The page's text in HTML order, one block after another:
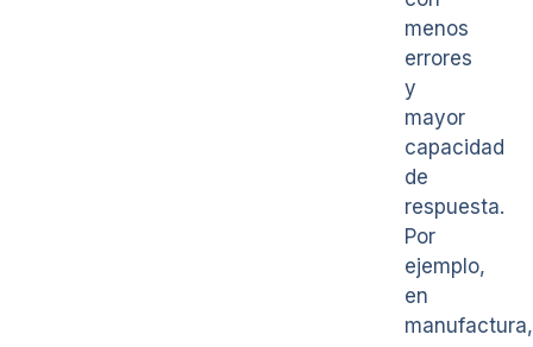
menos
errores
y
mayor
capacidad
de
respuesta.
Por
ejemplo,
en
manufactura,